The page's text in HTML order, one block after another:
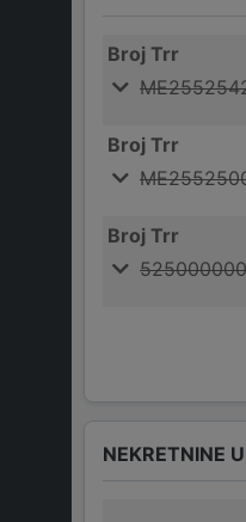
Broj Trr
Broj Trr
Broj Trr
NEKRETNINE